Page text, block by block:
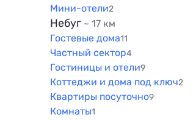
Мини-отели2
Небуг ~ 17 км
Гостевые дома11
Частный сектор4
Гостиницы и отели9
Коттеджи и дома под ключ2
Квартиры посуточно9
Комнаты1